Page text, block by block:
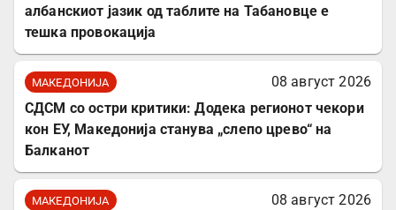
албанскиот јазик од таблите на Табановце е
тешка провокација
МАКЕДОНИЈА
08 август 2026
СДСМ со остри критики: Додека регионот чекори
кон ЕУ, Македонија станува „слепо црево“ на
Балканот
МАКЕДОНИЈА
08 август 2026